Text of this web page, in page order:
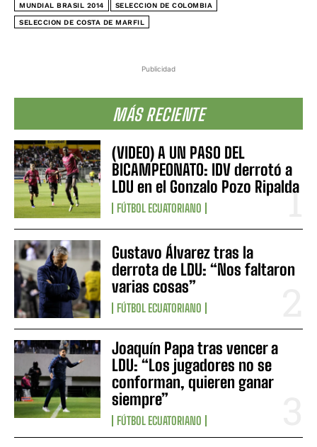
Publicidad
MÁS RECIENTE
(VIDEO) A UN PASO DEL
BICAMPEONATO: IDV derrotó a
LDU en el Gonzalo Pozo Ripalda
FÚTBOL ECUATORIANO
Gustavo Álvarez tras la
derrota de LDU: “Nos faltaron
varias cosas”
FÚTBOL ECUATORIANO
Joaquín Papa tras vencer a
LDU: “Los jugadores no se
conforman, quieren ganar
siempre”
FÚTBOL ECUATORIANO
MUNDIAL BRASIL 2014 SELECCION DE COLOMBIA
SELECCION DE COSTA DE MARFIL